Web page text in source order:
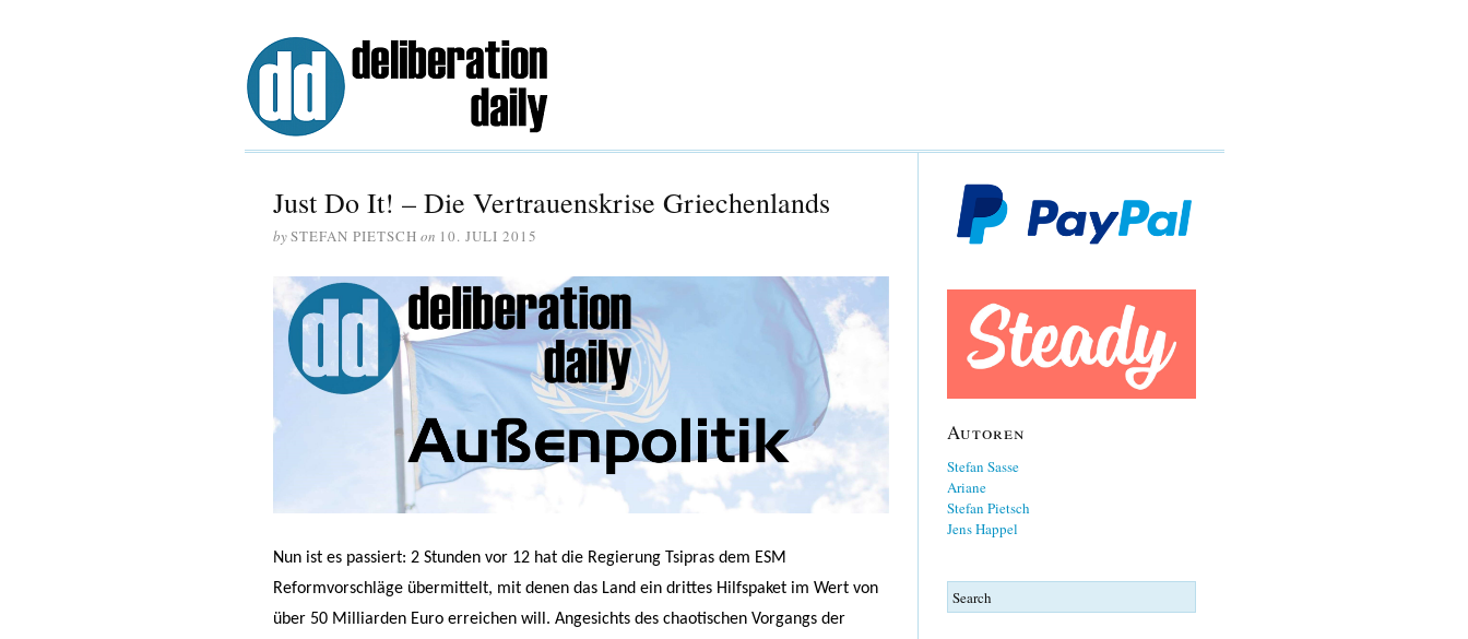
Just Do It! – Die Vertrauenskrise Griechenlands
bySTEFAN PIETSCH on 10. JULI 2015
Nun ist es passiert: 2 Stunden vor 12 hat die Regierung Tsipras dem ESM
Reformvorschläge übermittelt, mit denen das Land ein drittes Hilfspaket im Wert von
über 50 Milliarden Euro erreichen will. Angesichts des chaotischen Vorgangs der
Autoren
Stefan Sasse
Ariane
Stefan Pietsch
Jens Happel